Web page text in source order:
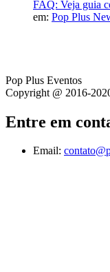
FAQ: Veja guia
em: Pop Plus
Pop Plus Eventos
Copyright @ 2016-
Entre em
Email: